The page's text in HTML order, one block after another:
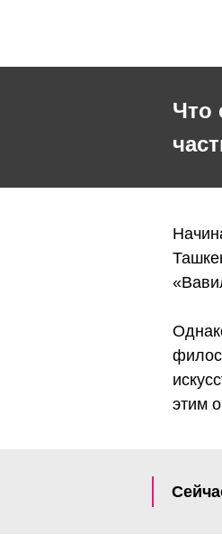
Что
этим